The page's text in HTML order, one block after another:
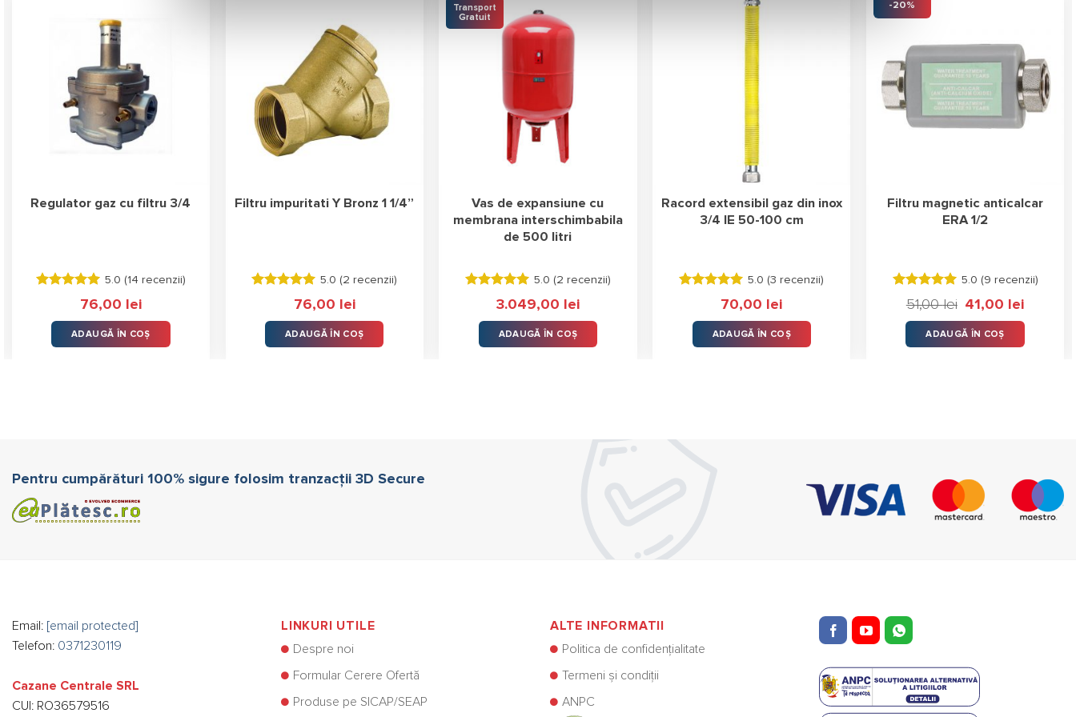
Regulator gaz cu filtru 3/4
Evaluat la
stele
din 5
5.0 (14 recenzii)
76,00 lei
ADAUGĂ ÎN COȘ
Filtru impuritati Y Bronz 1 1/4”
Evaluat la
stele
din 5
5.0 (2 recenzii)
76,00 lei
ADAUGĂ ÎN COȘ
Transport
Gratuit
Vas de expansiune cu
membrana interschimbabila
de 500 litri
Evaluat la
stele
din 5
5.0 (2 recenzii)
3.049,00 lei
ADAUGĂ ÎN COȘ
Racord extensibil gaz din inox
3/4 IE 50-100 cm
Evaluat la
stele
din 5
5.0 (3 recenzii)
70,00 lei
ADAUGĂ ÎN COȘ
-20%
Filtru magnetic anticalcar
ERA 1/2
Evaluat la
5.00stele
din 5
5.0 (9 recenzii)
51,00lei
Prețul
inițial
a
fost:
51,00 lei.
41,00 leiPrețul
este:
ADAUGĂ ÎN COȘ
Pentru cumpărături 100% sigure folosim tranzacții 3D Secure
Email: [email protected]
Telefon: 0371230119
Cazane Centrale SRL
CUI: RO36579516
LINKURI UTILE
Despre noi
Formular Cerere Ofertă
Produse pe SICAP/SEAP
ALTE INFORMATII
Politica de confidențialitate
Termeni și condiții
ANPC